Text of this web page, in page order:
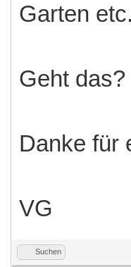
Garten
Geht das?
Danke für
VG
Suchen